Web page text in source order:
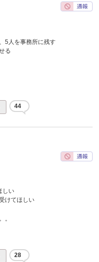
5人を事務所に残す
る
44
しい
けてほしい
。
28